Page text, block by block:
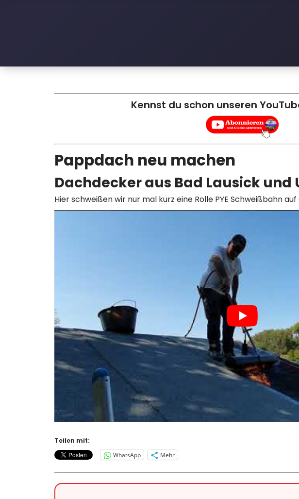
a
Kennst du schon unseren
Pappdach neu machen
Dachdecker aus Bad Lausick und
Hier schweißen wir nur mal kurz eine Rolle PYE Schweißbahn
Teilen mit:
WhatsApp
Mehr